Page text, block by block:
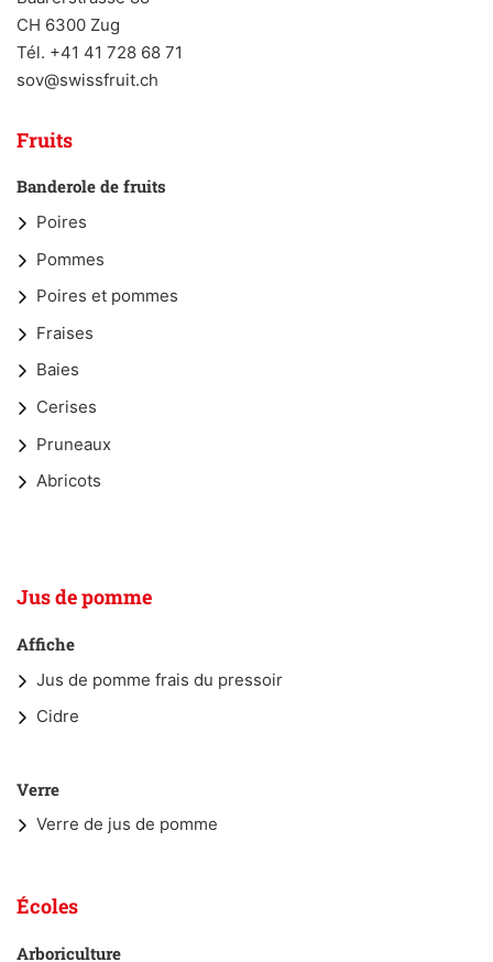
CH 6300 Zug
Tél. +41 41 728 68 71
sov@swissfruit.ch
Fruits
Banderole de fruits
Poires
Pommes
Poires et pommes
Fraises
Baies
Cerises
Pruneaux
Abricots
Jus de pomme
Affiche
Jus de pomme frais du pressoir
Cidre
Verre
Verre de jus de pomme
Écoles
Arboriculture